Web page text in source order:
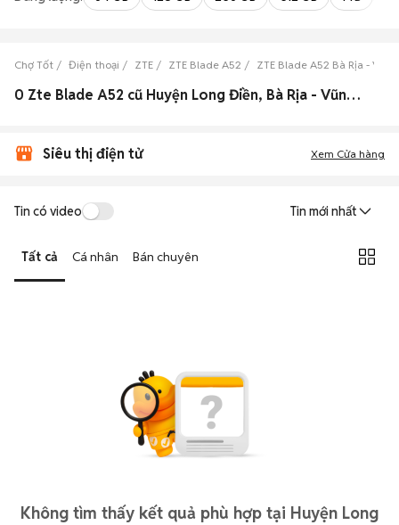
Chợ Tốt Điện thoại ZTE ZTE Blade A52 ZTE Blade A52 Bà Rịa -
0 Zte Blade A52 cũ Huyện Long Điền, Bà Rịa - Vũng Tàu đẹp
Siêu thị điện tử Xem Cửa hàng
Tin có video Tin mới nhất
Tất cả Cá nhân Bán chuyên
Không tìm thấy kết quả phù hợp tại Huyện Long